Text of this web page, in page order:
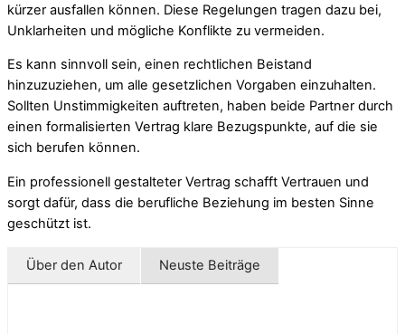
kürzer ausfallen können. Diese Regelungen tragen dazu bei,
Unklarheiten und mögliche Konflikte zu vermeiden.
Es kann sinnvoll sein, einen rechtlichen Beistand
hinzuzuziehen, um alle gesetzlichen Vorgaben einzuhalten.
Sollten Unstimmigkeiten auftreten, haben beide Partner durch
einen formalisierten Vertrag klare Bezugspunkte, auf die sie
sich berufen können.
Ein professionell gestalteter Vertrag schafft Vertrauen und
sorgt dafür, dass die berufliche Beziehung im besten Sinne
geschützt ist.
Über den Autor Neuste Beiträge